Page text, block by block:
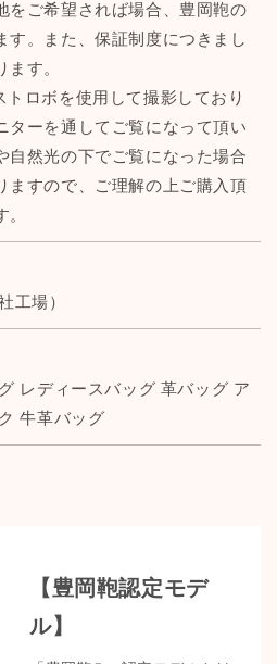
をご希望されば場合、豊岡鞄の
す。また、保証制度につきまし
す。
ロボを使用して撮影しており
ターを通してご覧になって頂い
自然光の下でご覧になった場合
ますので、ご理解の上ご購入頂
工場）
レディースバッグ 革バッグ ア
牛革バッグ
【豊岡鞄認定モデ
ル】